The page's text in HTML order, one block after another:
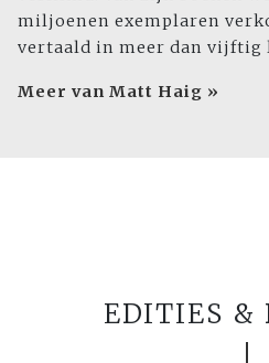
miljoenen exemplaren
vertaald in meer dan vijftig
Meer van Matt Haig »
EDITIES &